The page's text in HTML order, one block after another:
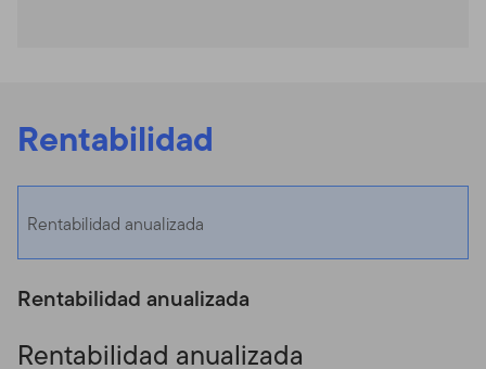
Rentabilidad
Rentabilidad anualizada
Rentabilidad anualizada
Rentabilidad anualizada